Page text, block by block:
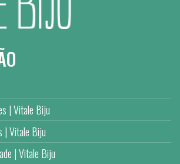
| Vitale Biju
| Vitale Biju
| Vitale Biju